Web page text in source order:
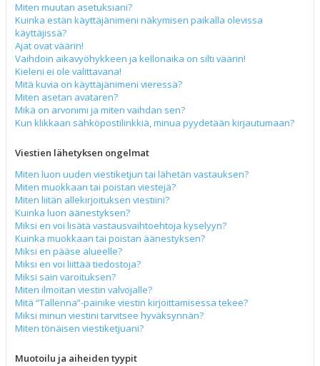
Miten muutan asetuksiani?
Kuinka estän käyttäjänimeni näkymisen paikalla olevissa
käyttäjissä?
Ajat ovat väärin!
Vaihdoin aikavyöhykkeen ja kellonaika on silti väärin!
Kieleni ei ole valittavana!
Mitä kuvia on käyttäjänimeni vieressä?
Miten asetan avataren?
Mikä on arvonimi ja miten vaihdan sen?
Kun klikkaan sähköpostilinkkiä, minua pyydetään kirjautumaan?
Viestien lähetyksen ongelmat
Miten luon uuden viestiketjun tai lähetän vastauksen?
Miten muokkaan tai poistan viestejä?
Miten liitän allekirjoituksen viestiini?
Kuinka luon äänestyksen?
Miksi en voi lisätä vastausvaihtoehtoja kyselyyn?
Kuinka muokkaan tai poistan äänestyksen?
Miksi en pääse alueelle?
Miksi en voi liittää tiedostoja?
Miksi sain varoituksen?
Miten ilmoitan viestin valvojalle?
Mitä “Tallenna”-painike viestin kirjoittamisessa tekee?
Miksi minun viestini tarvitsee hyväksynnän?
Miten tönäisen viestiketjuani?
Muotoilu ja aiheiden tyypit